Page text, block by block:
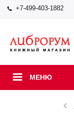
+7-499-403-1882
МЕНЮ